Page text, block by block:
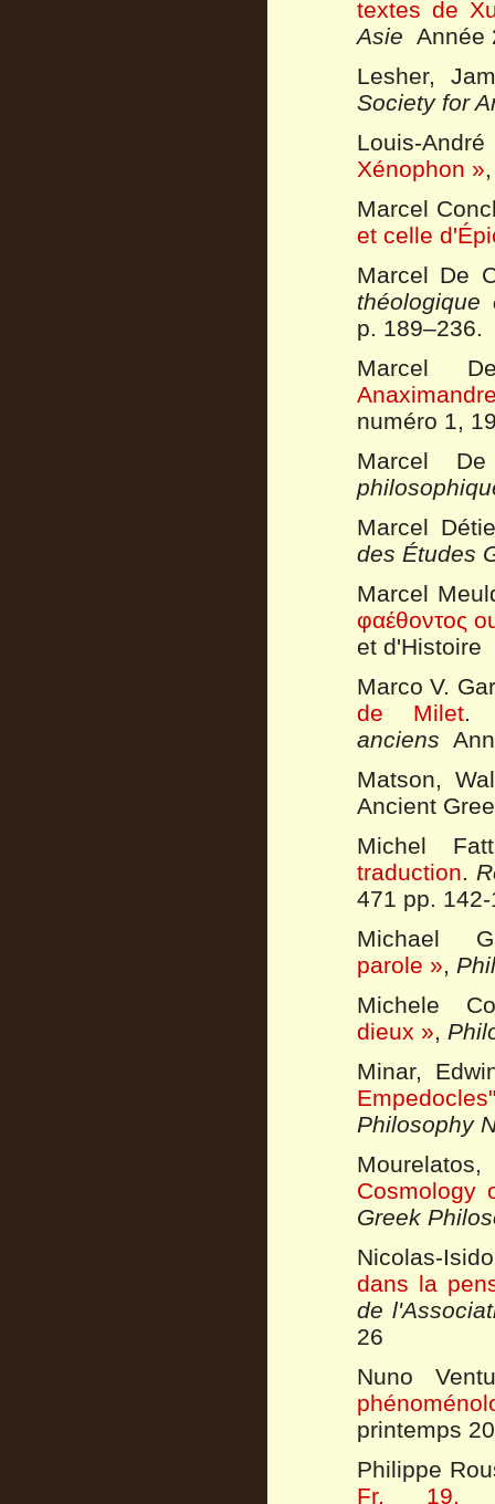
textes de
Asie Année
Lesher,
Society for
Louis-
Xénophon »
Marcel
et celle
Marcel De
théologique
p. 189–236.
Marcel
numéro 1,
Marcel
Marcel
des Études
Marcel
φαέθοντος
et d'Histoire
Marco V.
de Milet
anciens
Matson,
Ancient
Michel
traduction.
471 pp.
Michael
parole »,
Michele
dieux »,
Minar,
Philosophy
Cosmology
Greek
Nicolas-
dans la
de
26
Nuno
printemps
Philippe
Fr. 19,